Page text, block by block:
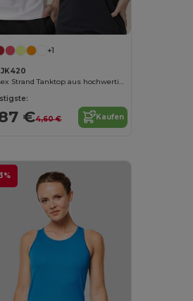
+1
JK420
Unisex Strand Tanktop aus hochwertiger Baumwolle
€4,60 € Kaufen